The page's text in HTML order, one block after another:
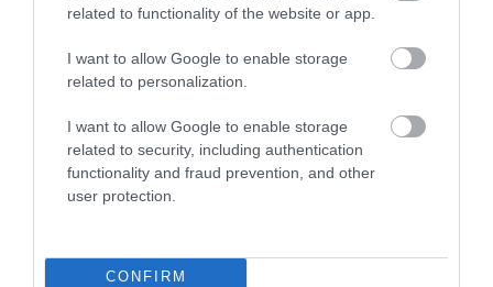
related to functionality of the website or app.
I want to allow Google to enable storage
related to personalization.
I want to allow Google to enable storage
related to security, including authentication
functionality and fraud prevention, and other
user protection.
CONFIRM
09.08.2026 | 19:06